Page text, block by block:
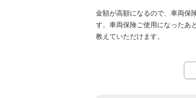
金額が高額になるので、車両
す。車両保険ご使用になったあ
教えていただけます。